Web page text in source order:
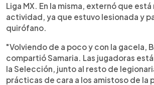
Liga MX. En la misma, externó que
actividad, ya que estuvo lesionada y
quirófano.
"Volviendo de a poco y con la gacela,
compartió Samaria. Las jugadoras
la Selección, junto al resto de
prácticas de cara a los amistoso de la